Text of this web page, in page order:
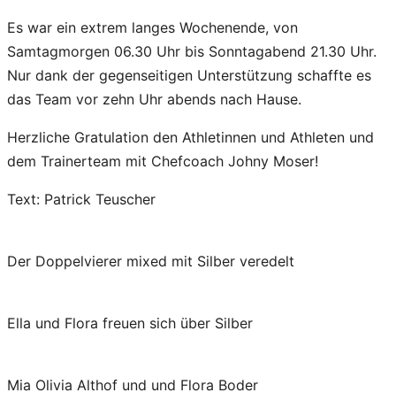
Es war ein extrem langes Wochenende, von
Samtagmorgen 06.30 Uhr bis Sonntagabend 21.30 Uhr.
Nur dank der gegenseitigen Unterstützung schaffte es
das Team vor zehn Uhr abends nach Hause.
Herzliche Gratulation den Athletinnen und Athleten und
dem Trainerteam mit Chefcoach Johny Moser!
Text: Patrick Teuscher
Der Doppelvierer mixed mit Silber veredelt
Ella und Flora freuen sich über Silber
Mia Olivia Althof und und Flora Boder